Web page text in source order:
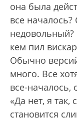
она была
все
недовольный?
кем пил
Обычно
много. Все
все-началось,
«Да нет, я так,
становится